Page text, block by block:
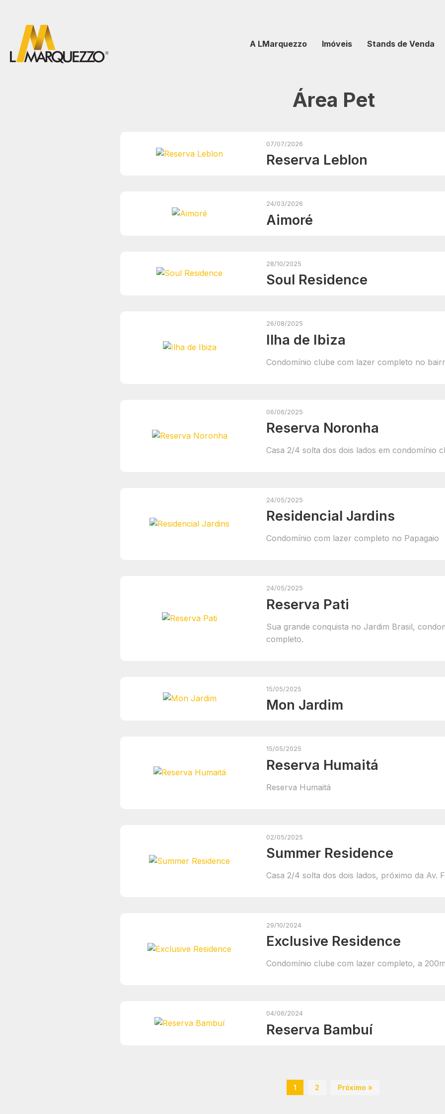
A LMarquezzo Imóveis Stands de Venda
Área Pet
07/07/2026
Reserva Leblon
24/03/2026
Aimoré
28/10/2025
Soul Residence
26/08/2025
Ilha de Ibiza
Condomínio clube com lazer completo no
06/06/2025
Reserva Noronha
Casa 2/4 solta dos dois lados em condomínio
24/05/2025
Residencial Jardins
Condomínio com lazer completo no Papagaio
24/05/2025
Reserva Pati
Sua grande conquista no Jardim Brasil,
completo.
15/05/2025
Mon Jardim
15/05/2025
Reserva Humaitá
Reserva Humaitá
02/05/2025
Summer Residence
Casa 2/4 solta dos dois lados, próximo da Av.
29/10/2024
Exclusive Residence
Condomínio clube com lazer completo, a
04/06/2024
Reserva Bambuí
1 2 Próximo »